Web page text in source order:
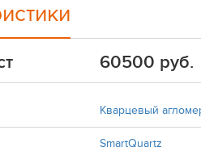
60500 руб.
Кварцевый
SmartQuartz